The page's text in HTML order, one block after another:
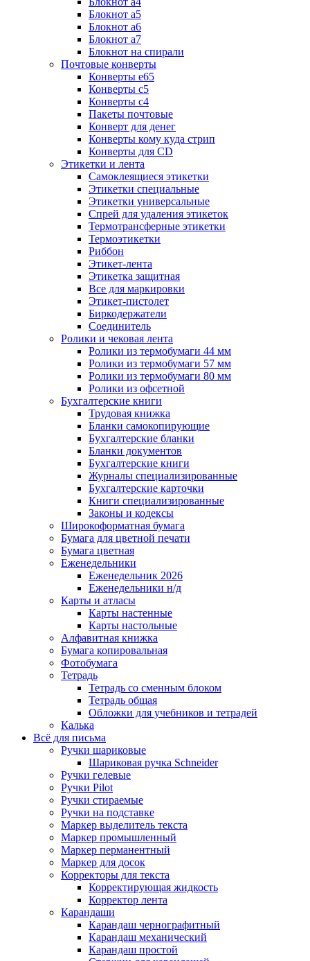
Блокнот а5
Блокнот а6
Блокнот а7
Блокнот на спирали
Почтовые конверты
Конверты е65
Конверты с5
Конверты с4
Пакеты почтовые
Конверт для денег
Конверты кому куда стрип
Конверты для CD
Этикетки и лента
Самоклеящиеся этикетки
Этикетки специальные
Этикетки универсальные
Спрей для удаления этикеток
Термотрансферные этикетки
Термоэтикетки
Риббон
Этикет-лента
Этикетка защитная
Все для маркировки
Этикет-пистолет
Биркодержатели
Соединитель
Ролики и чековая лента
Ролики из термобумаги 44 мм
Ролики из термобумаги 57 мм
Ролики из термобумаги 80 мм
Ролики из офсетной
Бухгалтерские книги
Трудовая книжка
Бланки самокопирующие
Бухгалтерские бланки
Бланки документов
Бухгалтерские книги
Журналы специализированные
Бухгалтерские карточки
Книги специализированные
Законы и кодексы
Широкоформатная бумага
Бумага для цветной печати
Бумага цветная
Еженедельники
Еженедельник 2026
Еженедельники н/д
Карты и атласы
Карты настенные
Карты настольные
Алфавитная книжка
Бумага копировальная
Фотобумага
Тетрадь
Тетрадь со сменным блоком
Тетрадь общая
Обложки для учебников и тетрадей
Калька
Всё для письма
Ручки шариковые
Шариковая ручка Schneider
Ручки гелевые
Ручки Pilot
Ручки стираемые
Ручки на подставке
Маркер выделитель текста
Маркер промышленный
Маркер перманентный
Маркер для досок
Корректоры для текста
Корректирующая жидкость
Корректор лента
Карандаши
Карандаш чернографитный
Карандаш механический
Карандаш простой